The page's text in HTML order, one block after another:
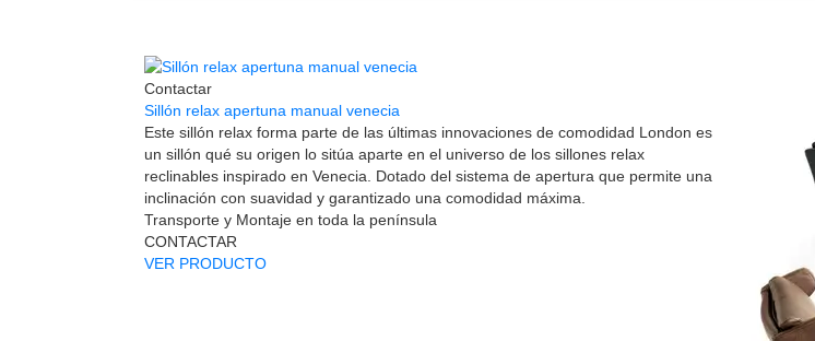
Contactar
Sillón relax apertuna manual venecia
Este sillón relax forma parte de las últimas innovaciones de comodidad London es
un sillón qué su origen lo sitúa aparte en el universo de los sillones relax
reclinables inspirado en Venecia. Dotado del sistema de apertura que permite una
inclinación con suavidad y garantizado una comodidad máxima.
Transporte y Montaje en toda la península
CONTACTAR
VER PRODUCTO